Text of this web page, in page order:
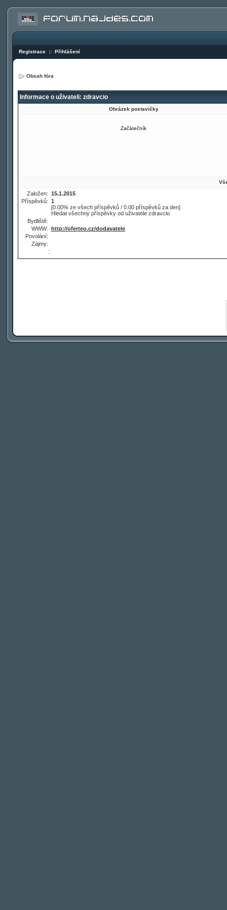
Registrace :: Přihlášení
Obsah fóra
Informace o uživateli: zdravcio
Obrázek postavičky
Začátečník
Založen: 15.1.2015
Příspěvků: 1
[0.00% ze všech příspěvků / 0.00 příspěvků za den]
Hledat všechny příspěvky od uživatele zdravcio
Bydliště:
WWW: http://oferteo.cz/dodavatele
Povolání:
Zájmy:
: